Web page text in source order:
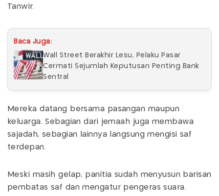
Tanwir.
Baca Juga:
Wall Street Berakhir Lesu, Pelaku Pasar
Cermati Sejumlah Keputusan Penting Bank
Sentral
Mereka datang bersama pasangan maupun
keluarga. Sebagian dari jemaah juga membawa
sajadah, sebagian lainnya langsung mengisi saf
terdepan.
Meski masih gelap, panitia sudah menyusun barisan
pembatas saf dan mengatur pengeras suara.